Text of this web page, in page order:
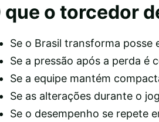
que o torcedor
Se o Brasil transforma posse
Se a pressão após a perda é
Se a equipe mantém
Se as alterações durante o
Se o desempenho se repete